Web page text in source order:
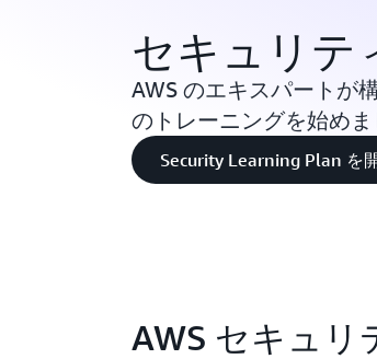
セキュリテ
AWS のエキスパートが
のトレーニングを始めま
Security Learning Plan を
AWS セキュリ